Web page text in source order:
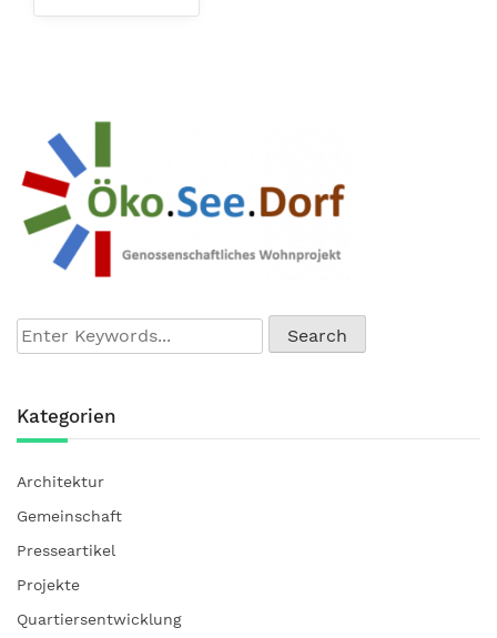
Kategorien
Architektur
Gemeinschaft
Presseartikel
Projekte
Quartiersentwicklung